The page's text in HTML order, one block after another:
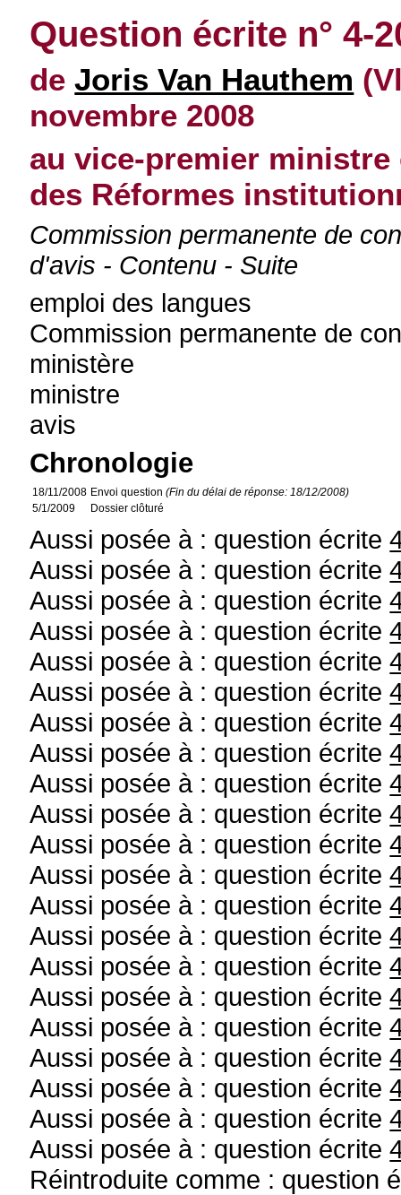
Question écrite n° 4-
deJoris Van Hauthem
novembre 2008
au vice-premier
des Réformes
Commission permanente de
d'avis - Contenu - Suite
emploi des langues
Commission permanente de
ministère
ministre
avis
Chronologie
18/11/2008 Envoi question(Fin du délai de réponse: 18/12/2008)
5/1/2009
Dossier clôturé
Aussi posée à : question écrite
Aussi posée à : question écrite
Aussi posée à : question écrite
Aussi posée à : question écrite
Aussi posée à : question écrite
Aussi posée à : question écrite
Aussi posée à : question écrite
Aussi posée à : question écrite
Aussi posée à : question écrite
Aussi posée à : question écrite
Aussi posée à : question écrite
Aussi posée à : question écrite
Aussi posée à : question écrite
Aussi posée à : question écrite
Aussi posée à : question écrite
Aussi posée à : question écrite
Aussi posée à : question écrite
Aussi posée à : question écrite
Aussi posée à : question écrite
Aussi posée à : question écrite
Aussi posée à : question écrite
Réintroduite comme : question